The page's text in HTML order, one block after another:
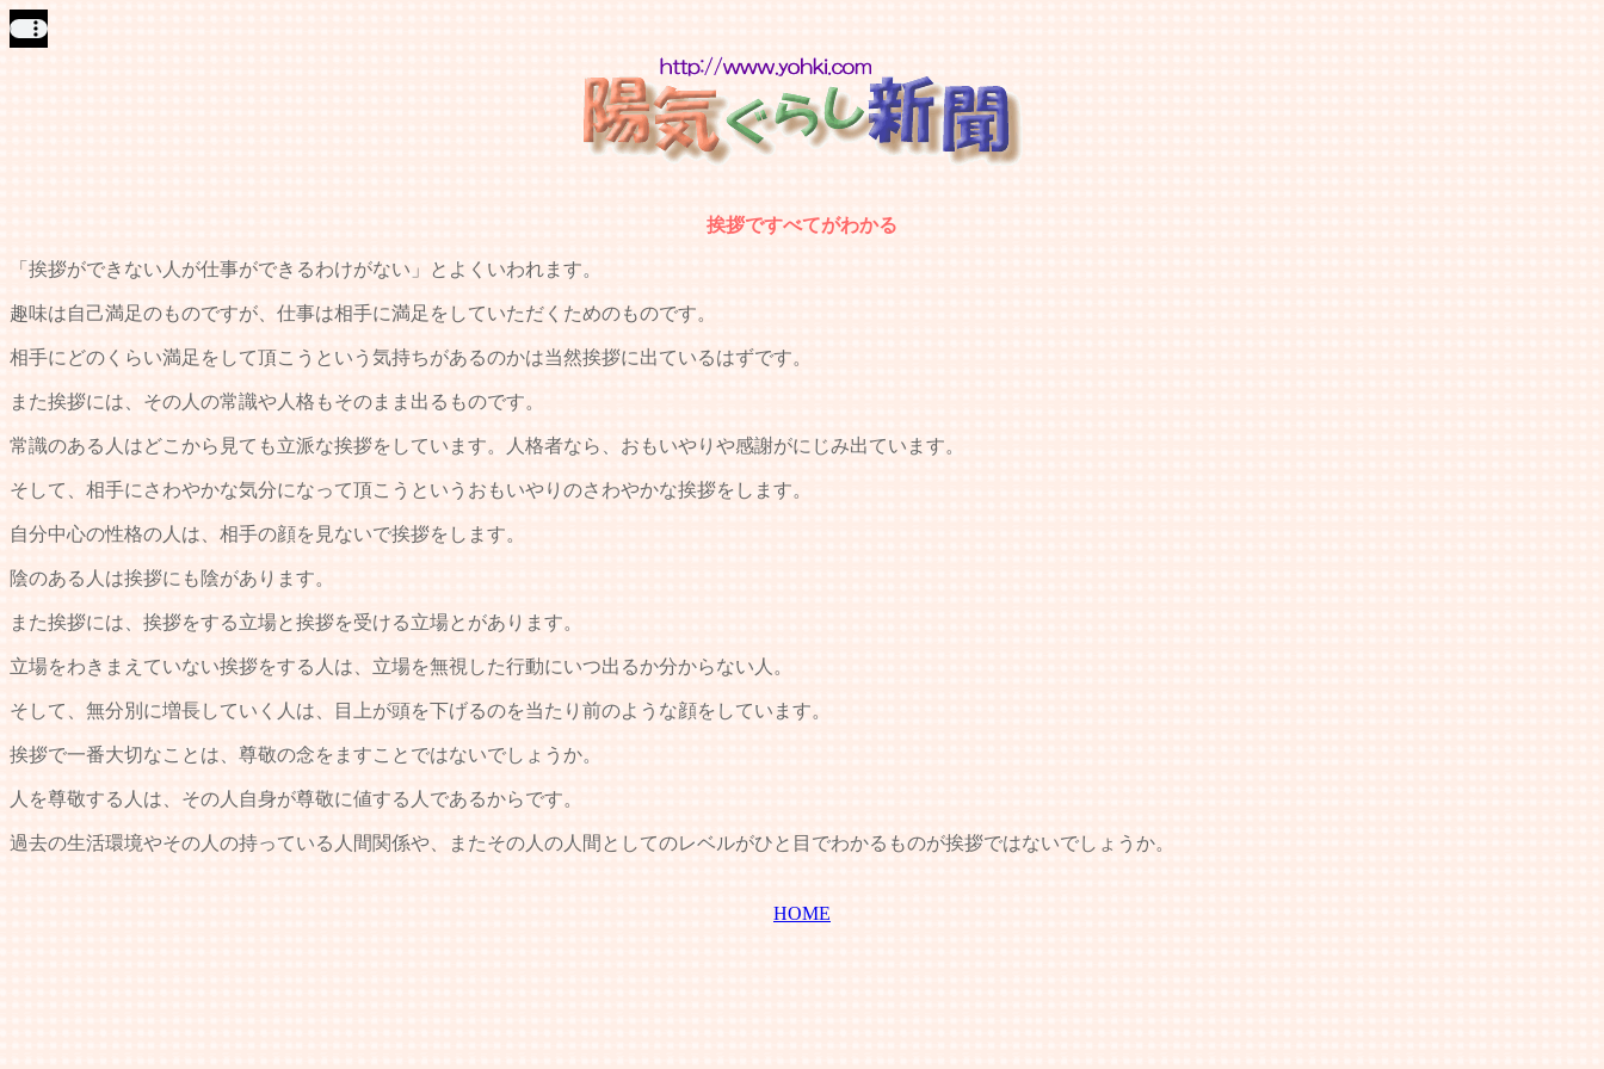
挨拶ですべてがわかる
「挨拶ができない人が仕事ができるわけがない」とよくいわれます。
趣味は自己満足のものですが、仕事は相手に満足をしていただくためのものです。
相手にどのくらい満足をして頂こうという気持ちがあるのかは当然挨拶に出ているはずです。
また挨拶には、その人の常識や人格もそのまま出るものです。
常識のある人はどこから見ても立派な挨拶をしています。人格者なら、おもいやりや感謝がにじみ出ています。
そして、相手にさわやかな気分になって頂こうというおもいやりのさわやかな挨拶をします。
自分中心の性格の人は、相手の顔を見ないで挨拶をします。
陰のある人は挨拶にも陰があります。
また挨拶には、挨拶をする立場と挨拶を受ける立場とがあります。
立場をわきまえていない挨拶をする人は、立場を無視した行動にいつ出るか分からない人。
そして、無分別に増長していく人は、目上が頭を下げるのを当たり前のような顔をしています。
挨拶で一番大切なことは、尊敬の念をますことではないでしょうか。
人を尊敬する人は、その人自身が尊敬に値する人であるからです。
過去の生活環境やその人の持っている人間関係や、またその人の人間としてのレベルがひと目でわかるものが挨拶ではないでしょうか。
HOME